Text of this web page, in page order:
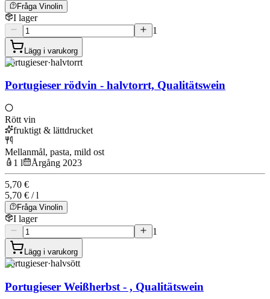
Fråga Vinolin
I lager
1
Lägg i varukorg
Portugieser·halvtorrt
Portugieser rödvin - halvtorrt, Qualitätswein
Rött vin
fruktigt & lättdrucket
Mellanmål, pasta, mild ost
1 l
Årgång 2023
5,70 €
5,70 € / l
Fråga Vinolin
I lager
1
Lägg i varukorg
Portugieser·halvsött
Portugieser Weißherbst - , Qualitätswein